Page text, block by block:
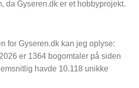
da Gyseren.dk er et hobbyprojekt.
for Gyseren.dk kan jeg oplyse:
er 1364 bogomtaler på siden
havde 10.118 unikke